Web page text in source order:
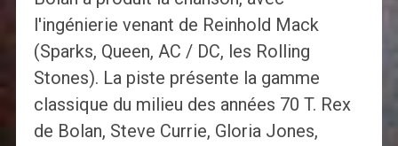
l'ingénierie venant de Reinhold Mack
(Sparks, Queen, AC / DC, les Rolling
Stones). La piste présente la gamme
classique du milieu des années 70 T. Rex
de Bolan, Steve Currie, Gloria Jones,